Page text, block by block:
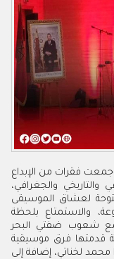
والتاريخي والجغرافي،
لعشاق الموسيقى
والاستمتاع بلحظة
يجمع شعوب ضفتي البحر
قدمتها فرق موسيقية
من البرتغال وإسبانيا، والفنان الجديدي KHAMIS محمد لخناتي، إضافة إلى